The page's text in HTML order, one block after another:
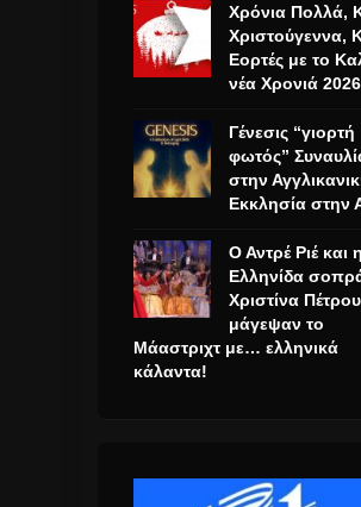
Χρόνια Πολλά,
Χριστούγεννα,
Εορτές με το
νέα Χρονιά
Γένεσις “γιορτή
φωτός”
στην
Εκκλησία στην
Ο Αντρέ Ριέ και η
Ελληνίδα
Χριστίνα Πέτρου
μάγεψαν το
Μάαστριχτ με… ελληνικά
κάλαντα!